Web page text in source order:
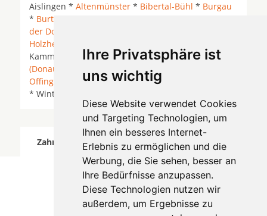
Ihre Privatsphäre ist
uns wichtig
Diese Website verwendet Cookies
und Targeting Technologien, um
Ihnen ein besseres Internet-
Erlebnis zu ermöglichen und die
Werbung, die Sie sehen, besser an
Ihre Bedürfnisse anzupassen.
Diese Technologien nutzen wir
außerdem, um Ergebnisse zu
Aislingen * Altenmünster * Bibertal-Bühl * Burgau
* Burtenbach
der Donau
Holzheim
Kammeltal *
Kötz* Landensberg * Lauingen
(Donau)
Neuburg an der Kammel
Offingen
* Rettenbach (Kreis Günzburg) * Röfingen
* Winterbach (Schwaben) *
Zahnärzte für Zahnimplantete in Burgau wurde
am 05 August 2026 aktualisiert.